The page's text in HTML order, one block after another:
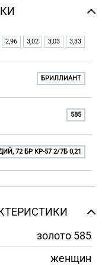
2,96 3,02 3,03 3,33
БРИЛЛИАНТ
585
72 БР КР-57 2/7Б 0,21
золото 585
женщин